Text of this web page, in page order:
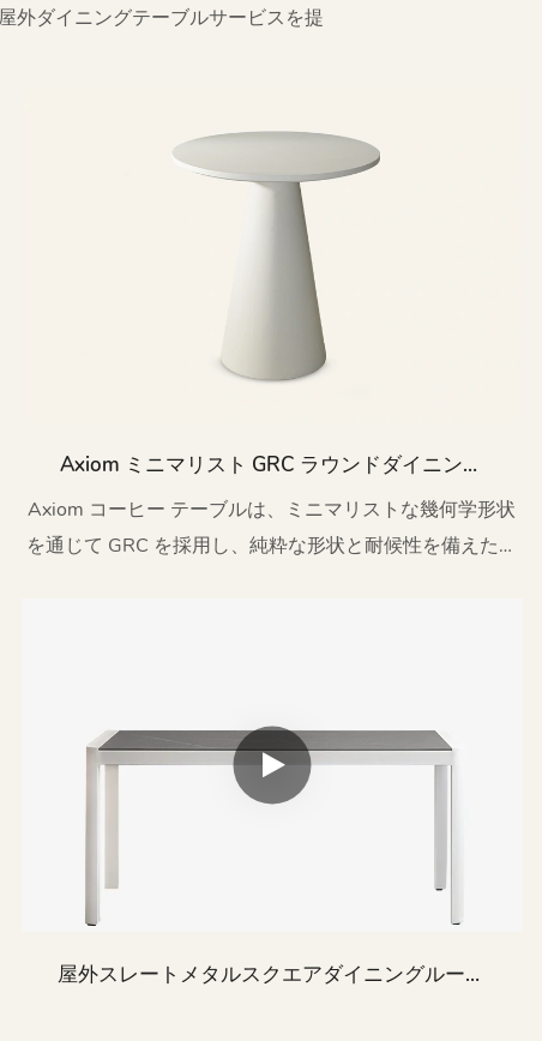
外ダイニングテーブルサービスを提
Axiom ミニマリスト GRC ラウンドダイニング
カウンターハイトテーブル パティオ HB77
Axiom コーヒー テーブルは、ミニマリストな幾何学形状
を通じて GRC を採用し、純粋な形状と耐候性を備えた現
屋外スレートメタルスクエアダイニングルーム